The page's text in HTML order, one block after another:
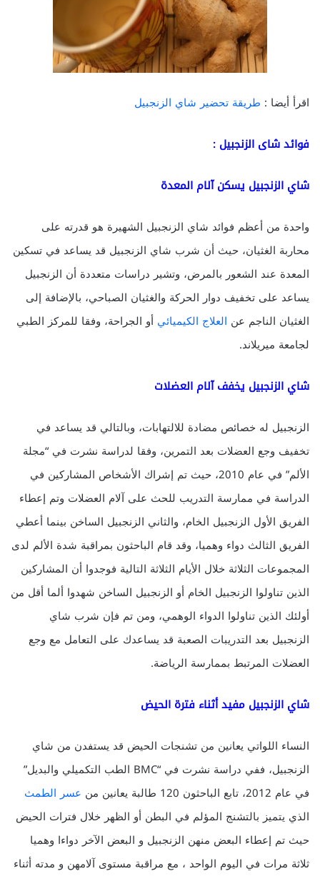
اقرأ أيضا : طريقة تحضير شاي الزنجبيل
فوائد شاى الزنجبيل :
شاي الزنجبيل يسكن آلام المعدة
واحدة من أعظم فوائد شاي الزنجبيل الشهيرة هو قدرته على
محاربة الغثيان، حيث أن شرب شاي الزنجبيل قد يساعد في تسكين
المعدة عند الشعور بالمرض، وتشير دراسات متعددة أن الزنجبيل
يساعد على تخفيف دوار الحركة والغثيان الصباحي، بالإضافة إلى
الغثيان الناجم عن العلاج الكيميائي أو الجراحة، وفقا للمركز الطبي
لجامعة ميريلاند.
شاي الزنجبيل يخفف آلام العضلات
الزنجبيل له خصائص مضادة للالتهابات، وبالتالي قد يساعد في
تخفيف وجع العضلات بعد التمرين، وفقا لدراسة نشرت في “مجلة
الألم” في عام 2010، حيث تم إشراك الأشخاص المشاركين في
الدراسة في ممارسة التدريب للحث على آلام العضلات وتم إعطاء
الفريق الأول الزنجبيل الخام، والثاني الزنجبيل الساخن بينما أعطي
الفريق الثالث دواء وهميا، وقد قام الباحثون بمراقبة شدة الألم لدى
المجموعات الثلاثة خلال الأيام الثلاثة التالية فوجدوا أن المشاركين
الذين تناولوا الزنجبيل الخام أو الزنجبيل الساخن شهدوا ألما أقل من
أولئك الذين تناولوا الدواء الوهمي، ومن تم فإن شرب شاي
الزنجبيل بعد التدريبات الصعبة قد يساعدك على التعامل مع وجع
العضلات المرتبط بممارسة الرياضة.
شاي الزنجبيل مفيد أثناء فترة الحيض
النساء اللواتي يعانين من تشنجات الحيض قد يستفدن من شاي
الزنجبيل، ففي دراسة نشرت في “BMC الطب التكميلي والبديل”
في عام 2012، تابع الباحثون 120 طالبة يعانين من
عسر الطمث
الذي يتميز بالتشنج المؤلم في البطن أو الظهر خلال فترات الحيض
حيث تم إعطاء البعض منهن الزنجبيل و البعض الآخر دواءا وهميا
ثلاثة مرات في اليوم الواحد ، مع مراقبة مستوى آلامهن و مدته أثناء